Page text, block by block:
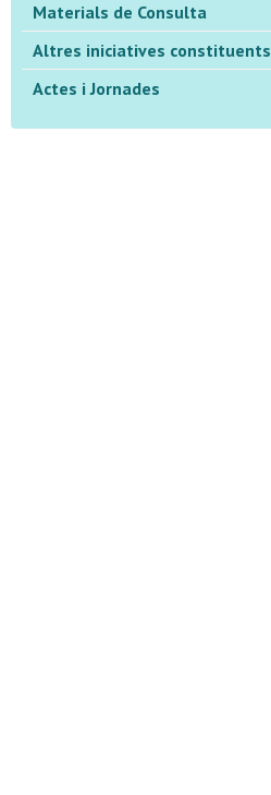
Materials de Consulta
Altres iniciatives constituents
Actes i Jornades